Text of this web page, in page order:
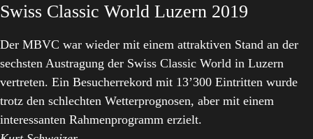
Swiss Classic World Luzern 2019
Der MBVC war wieder mit einem attraktiven Stand an der
sechsten Austragung der Swiss Classic World in Luzern
vertreten. Ein Besucherrekord mit 13’300 Eintritten wurde
trotz den schlechten Wetterprognosen, aber mit einem
interessanten Rahmenprogramm erzielt.